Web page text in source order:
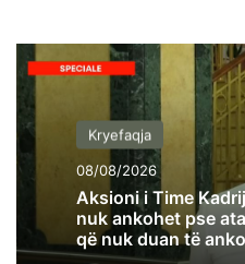
Kryefaqja
08/08/2026
Aksioni i Time
nuk ankohet pse
që nuk duan të